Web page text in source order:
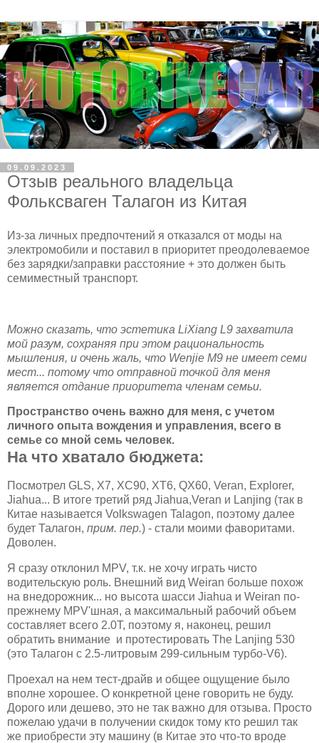
09.09.2023
Отзыв реального владельца
Фольксваген Талагон из Китая
Из-за личных предпочтений я отказался от моды на
электромобили и поставил в приоритет преодолеваемое
без зарядки/заправки расстояние + это должен быть
семиместный транспорт.
Можно сказать, что эстетика LiXiang L9 захватила
мой разум, сохраняя при этом рациональность
мышления, и очень жаль, что Wenjie M9 не имеет семи
мест... потому что отправной точкой для меня
является отдание приоритета членам семьи.
Пространство очень важно для меня, с учетом
личного опыта вождения и управления, всего в
семье со мной семь человек.
На что хватало бюджета:
Посмотрел GLS, X7, XC90, XT6, QX60, Veran, Explorer,
Jiahua... В итоге третий ряд Jiahua,Veran и Lanjing (так в
Китае называется Volkswagen Talagon, поэтому далее
будет Талагон, прим. пер.) - стали моими фаворитами.
Доволен.
Я сразу отклонил MPV, т.к. не хочу играть чисто
водительскую роль. Внешний вид Weiran больше похож
на внедорожник... но высота шасси Jiahua и Weiran по-
прежнему MPV'шная, а максимальный рабочий объем
составляет всего 2.0Т, поэтому я, наконец, решил
обратить внимание и протестировать The Lanjing 530
(это Талагон с 2.5-литровым 299-сильным турбо-V6).
Проехал на нем тест-драйв и общее ощущение было
вполне хорошее. О конкретной цене говорить не буду.
Дорого или дешево, это не так важно для отзыва. Просто
пожелаю удачи в получении скидок тому кто решил так
же приобрести эту машину (в Китае это что-то вроде